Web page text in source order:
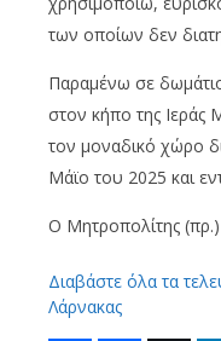
των οποίων δεν
Παραμένω σε
στον κήπο της Ιεράς
τον μοναδικό χώρο
Μάϊο του 2025 και
Ο Μητροπολίτης
Διαβάστε όλα τα
Λάρνακας